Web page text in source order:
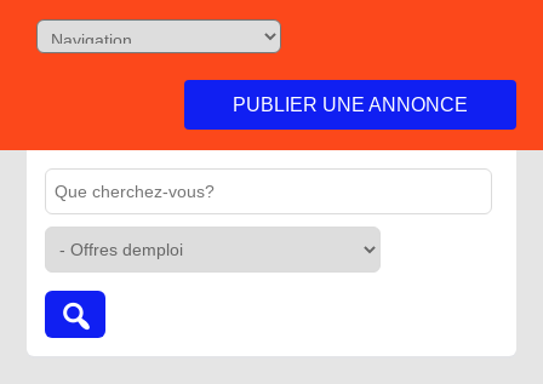
PUBLIER UNE ANNONCE